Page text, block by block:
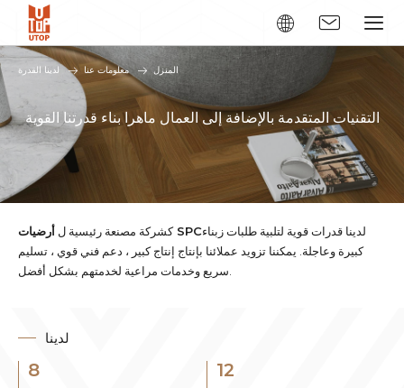
المنزل معلومات عنا لدينا القدرة
التقنيات المتقدمة بالإضافة إلى العمال ماهرا بناء قدرتنا القوية
كشركة مصنعة رئيسية لأرضيات SPCلدينا قدرات قوية لتلبية طلبات زبناء
كبيرة وعاجلة. يمكننا تزويد عملائنا بإنتاج إنتاج كبير ، دعم فني قوي ، تسليم
سريع وخدمات مراعية لخدمتهم بشكل أفضل.
لدينا
8 12